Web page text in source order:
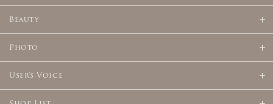
Beauty
Photo
User's Voice